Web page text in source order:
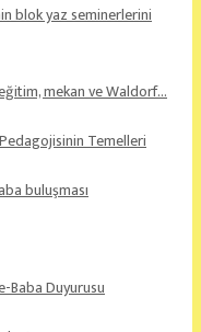
blok yaz seminerlerini
mekan ve Waldorf…
Temelleri
buluşması
Baba Duyurusu